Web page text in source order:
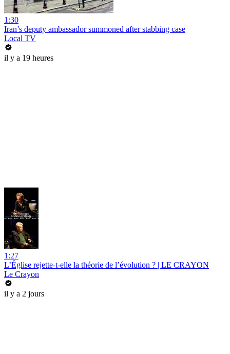
1:30
Iran’s deputy ambassador summoned after stabbing case
Local TV
il y a 19 heures
1:27
L’Église rejette-t-elle la théorie de l’évolution ? | LE CRAYON
Le Crayon
il y a 2 jours